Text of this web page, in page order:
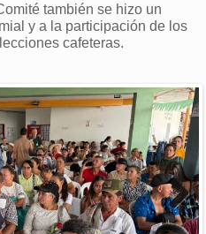
también se hizo un
y a la participación de los
cafeteras.
Next